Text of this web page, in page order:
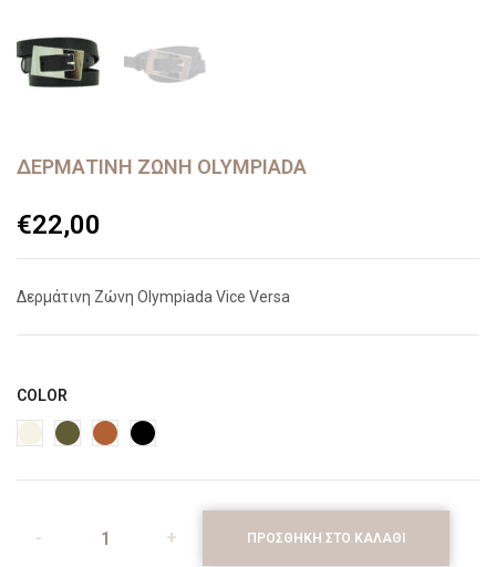
ΔΕΡΜΆΤΙΝΗ ΖΏΝΗ OLYMPIADA
€22,00
Δερμάτινη Ζώνη Olympiada Vice Versa
COLOR
ΠΡΟΣΘΉΚΗ ΣΤΟ ΚΑΛΆΘΙ